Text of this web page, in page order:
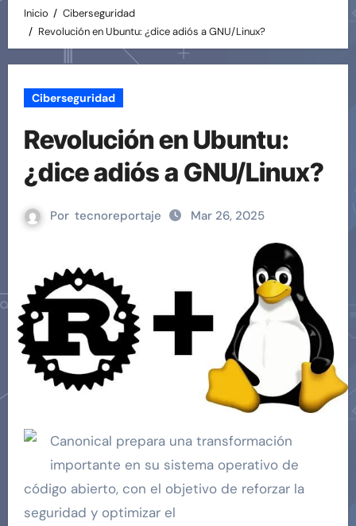
Inicio
Ciberseguridad
Revolución en Ubuntu: ¿dice adiós a GNU/Linux?
Ciberseguridad
Revolución en Ubuntu:
¿dice adiós a GNU/Linux?
Por tecnoreportaje Mar 26, 2025
Canonical prepara una transformación
importante en su sistema operativo de
código abierto, con el objetivo de reforzar la
seguridad y optimizar el